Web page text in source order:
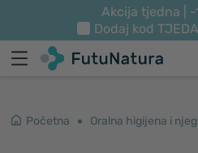
Akcija tjedna | -
Dodaj kod
Početna